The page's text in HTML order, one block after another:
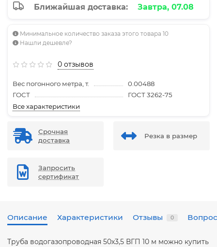
Ближайшая доставка: Завтра, 07.08
Минимальное количество заказа этого товара 10
Нашли дешевле?
0 отзывов
Вес погонного метра, т.
0.00488
ГОСТ
ГОСТ 3262-75
Все характеристики
Срочная
доставка
Резка в размер
Запросить
сертификат
Описание Характеристики Отзывы 0
Труба водогазопроводная 50х3,5 ВГП 10 м можно купить